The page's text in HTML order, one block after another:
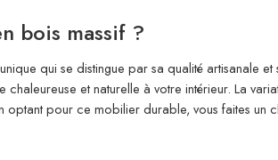
bois massif ?
qui se distingue par sa qualité artisanale
chaleureuse et naturelle à votre intérieur. La
optant pour ce mobilier durable, vous faites un